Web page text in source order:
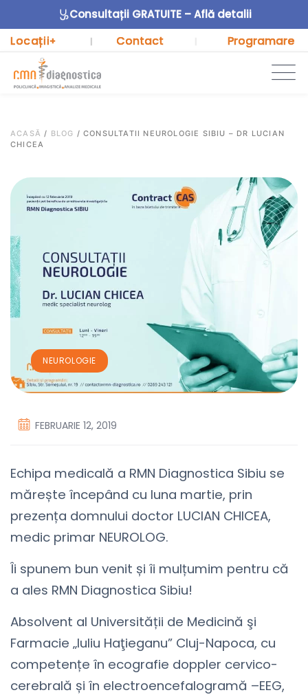
Consultații GRATUITE – Află detalii
Locații+ | Contact Programare
ACASĂ / BLOG /CONSULTATII NEUROLOGIE SIBIU – DR LUCIAN
CHICEA
NEUROLOGIE
FEBRUARIE 12, 2019
Echipa medicală a RMN Diagnostica Sibiu se
mărește începând cu luna martie, prin
prezența domnului doctor LUCIAN CHICEA,
medic primar NEUROLOG.
Îi spunem bun venit și îi mulțumim pentru că
a ales RMN Diagnostica Sibiu!
Absolvent al Universității de Medicină şi
Farmacie „Iuliu Haţieganu” Cluj-Napoca, cu
competențe în ecografie doppler cervico-
cerebrală și în electroencefalogramă –EEG,